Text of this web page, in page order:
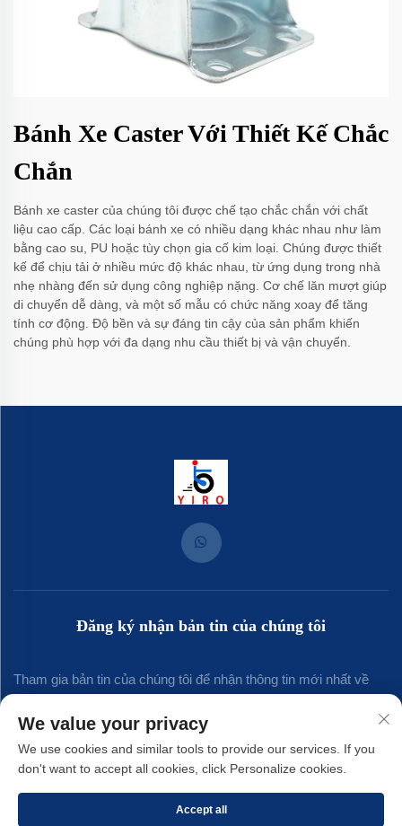
Bánh Xe Caster Với Thiết Kế Chắc
Chắn
Bánh xe caster của chúng tôi được chế tạo chắc chắn với chất
liệu cao cấp. Các loại bánh xe có nhiều dạng khác nhau như làm
bằng cao su, PU hoặc tùy chọn gia cố kim loại. Chúng được thiết
kế để chịu tải ở nhiều mức độ khác nhau, từ ứng dụng trong nhà
nhẹ nhàng đến sử dụng công nghiệp nặng. Cơ chế lăn mượt giúp
di chuyển dễ dàng, và một số mẫu có chức năng xoay để tăng
tính cơ động. Độ bền và sự đáng tin cậy của sản phẩm khiến
chúng phù hợp với đa dạng nhu cầu thiết bị và vận chuyển.
Đăng ký nhận bản tin của chúng tôi
Tham gia bản tin của chúng tôi để nhận thông tin mới nhất về
Đăng ký
We value your privacy
We use cookies and similar tools to provide our services. If you
don't want to accept all cookies, click Personalize cookies.
Accept all